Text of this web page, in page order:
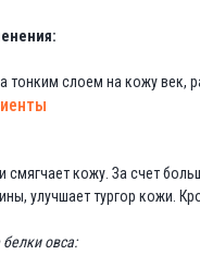
тонким слоем на кожу век,
смягчает кожу. За счет
улучшает тургор кожи.
овса: